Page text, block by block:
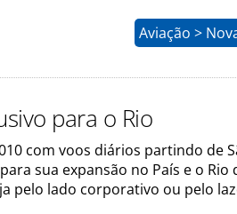
Aviação >
para o Rio
com voos diários partindo de
sua expansão no País e o Rio
pelo lado corporativo ou pelo